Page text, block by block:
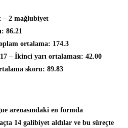
– 2 mağlubiyet
86.21
ortalama: 174.3
– İkinci yarı ortalaması: 42.00
skoru: 89.83
arenasındaki en formda
14 galibiyet aldılar ve bu süreçte